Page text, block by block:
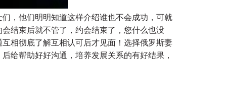
，他们明明知道这样介绍谁也不会成功，可就
结束后就不管了，约会结束了，您什么也没
相彻底了解互相认可后才见面！选择俄罗斯妻
给帮助好好沟通，培养发展关系的有好结果，